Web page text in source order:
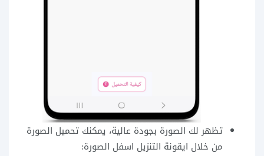
تظهر لك الصورة بجودة عالية، يمكنك تحميل الصورة
من خلال ايقونة التنزيل اسفل الصورة: